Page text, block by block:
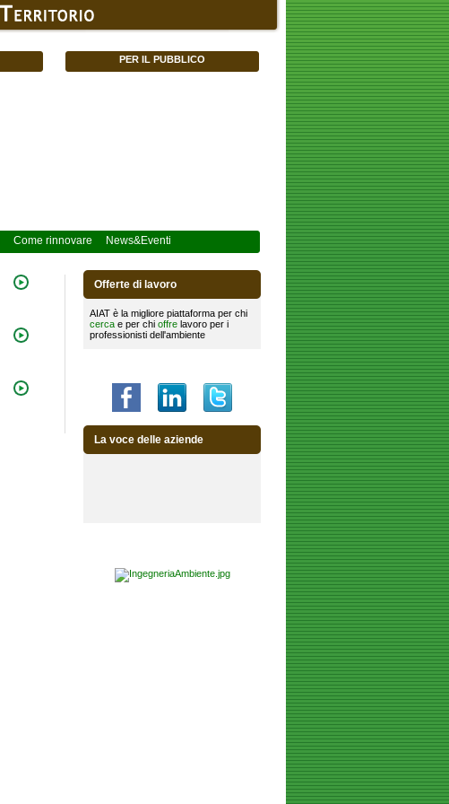
PER IL PUBBLICO
Come rinnovare News&Eventi
Offerte di lavoro
AIAT è la migliore piattaforma per chi
cerca e per chi offre lavoro per i
professionisti dell'ambiente
La voce delle aziende